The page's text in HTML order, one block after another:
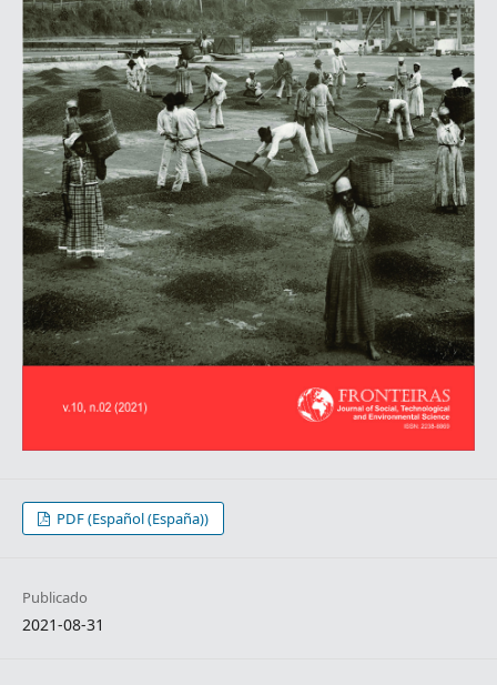
PDF (Español (España))
Publicado
2021-08-31